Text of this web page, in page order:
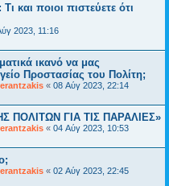
και ποιοι πιστεύετε ότι
2023, 11:16
ικανό να μας
Προστασίας του Πολίτη;
« 08 Αύγ 2023, 22:14
ΠΟΛΙΤΩΝ ΓΙΑ ΤΙΣ ΠΑΡΑΛΙΕΣ»
« 04 Αύγ 2023, 10:53
« 02 Αύγ 2023, 22:45